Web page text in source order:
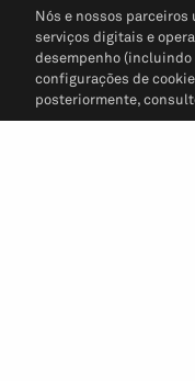
Nós e nossos
serviços digitais e
desempenho
configurações de
posteriormente,